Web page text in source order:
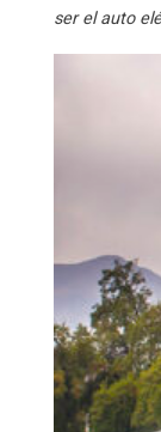
ser el auto